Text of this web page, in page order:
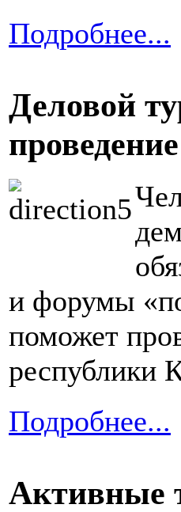
Подробнее...
Деловой
и форумы
поможет
республики
Подробнее...
Активные